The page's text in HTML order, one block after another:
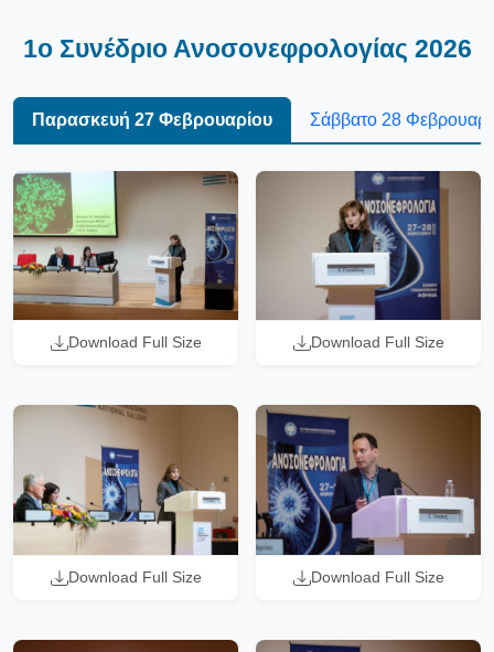
1ο Συνέδριο Ανοσονεφρολογίας 2026
Παρασκευή 27 Φεβρουαρίου Σάββατο 28
Download Full Size Download Full Size
Download Full Size Download Full Size